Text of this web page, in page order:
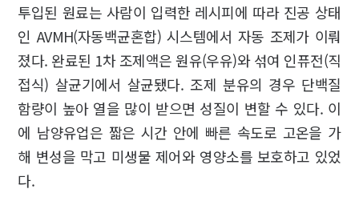
투입된 원료는 사람이 입력한 레시피에 따라 진공 상태
인 AVMH(자동백균혼합) 시스템에서 자동 조제가 이뤄
졌다. 완료된 1차 조제액은 원유(우유)와 섞여 인퓨전(직
접식) 살균기에서 살균됐다. 조제 분유의 경우 단백질
함량이 높아 열을 많이 받으면 성질이 변할 수 있다. 이
에 남양유업은 짧은 시간 안에 빠른 속도로 고온을 가
해 변성을 막고 미생물 제어와 영양소를 보호하고 있었
다.